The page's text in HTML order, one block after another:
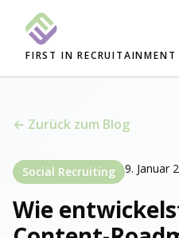
FIRST IN RECRUITAINMENT
← Zurück zum Blog
Social Recruiting 9. Januar
Wie